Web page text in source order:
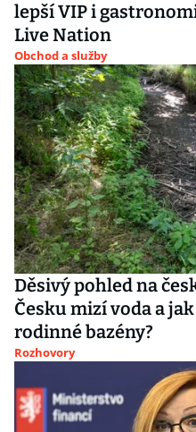
lepší VIP i
Live Nation
Obchod a služby
Děsivý pohled na
Česku mizí voda a
rodinné bazény?
Rozhovory